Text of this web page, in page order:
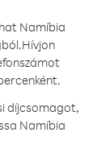
Namíbia
Hívjon
díjcsomagot,
Namíbia